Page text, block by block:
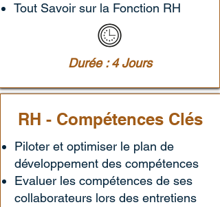
Tout Savoir sur la Fonction RH
Durée : 4 Jours
RH - Compétences Clés
Piloter et optimiser le plan de
développement des compétences
Evaluer les compétences de ses
collaborateurs lors des entretiens